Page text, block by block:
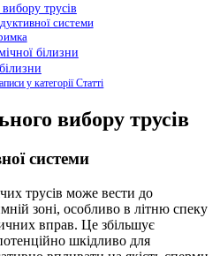
трусів
системи
білизни
у категорії Статті
вибору трусів
системи
трусів може вести до
зоні, особливо в літню спеку
вправ. Це збільшує
шкідливо для